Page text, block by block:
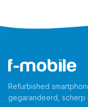
Refurbished
gegarandeerd, scherp